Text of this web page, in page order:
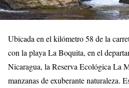
Ubicada en el kilómetro 58 de la
con la playa La Boquita, en el
Nicaragua, la Reserva Ecológica La
manzanas de exuberante naturaleza.